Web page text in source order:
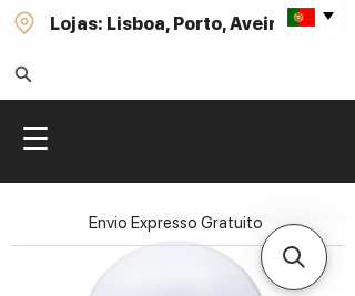
Lojas: Lisboa, Porto, Aveiro
Envio Expresso Gratuito